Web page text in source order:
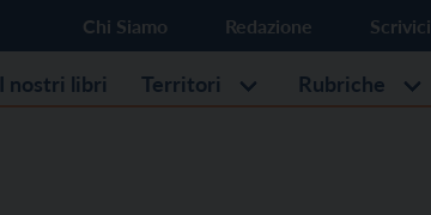
Chi Siamo Redazione Scrivici
I nostri libri Territori Rubriche